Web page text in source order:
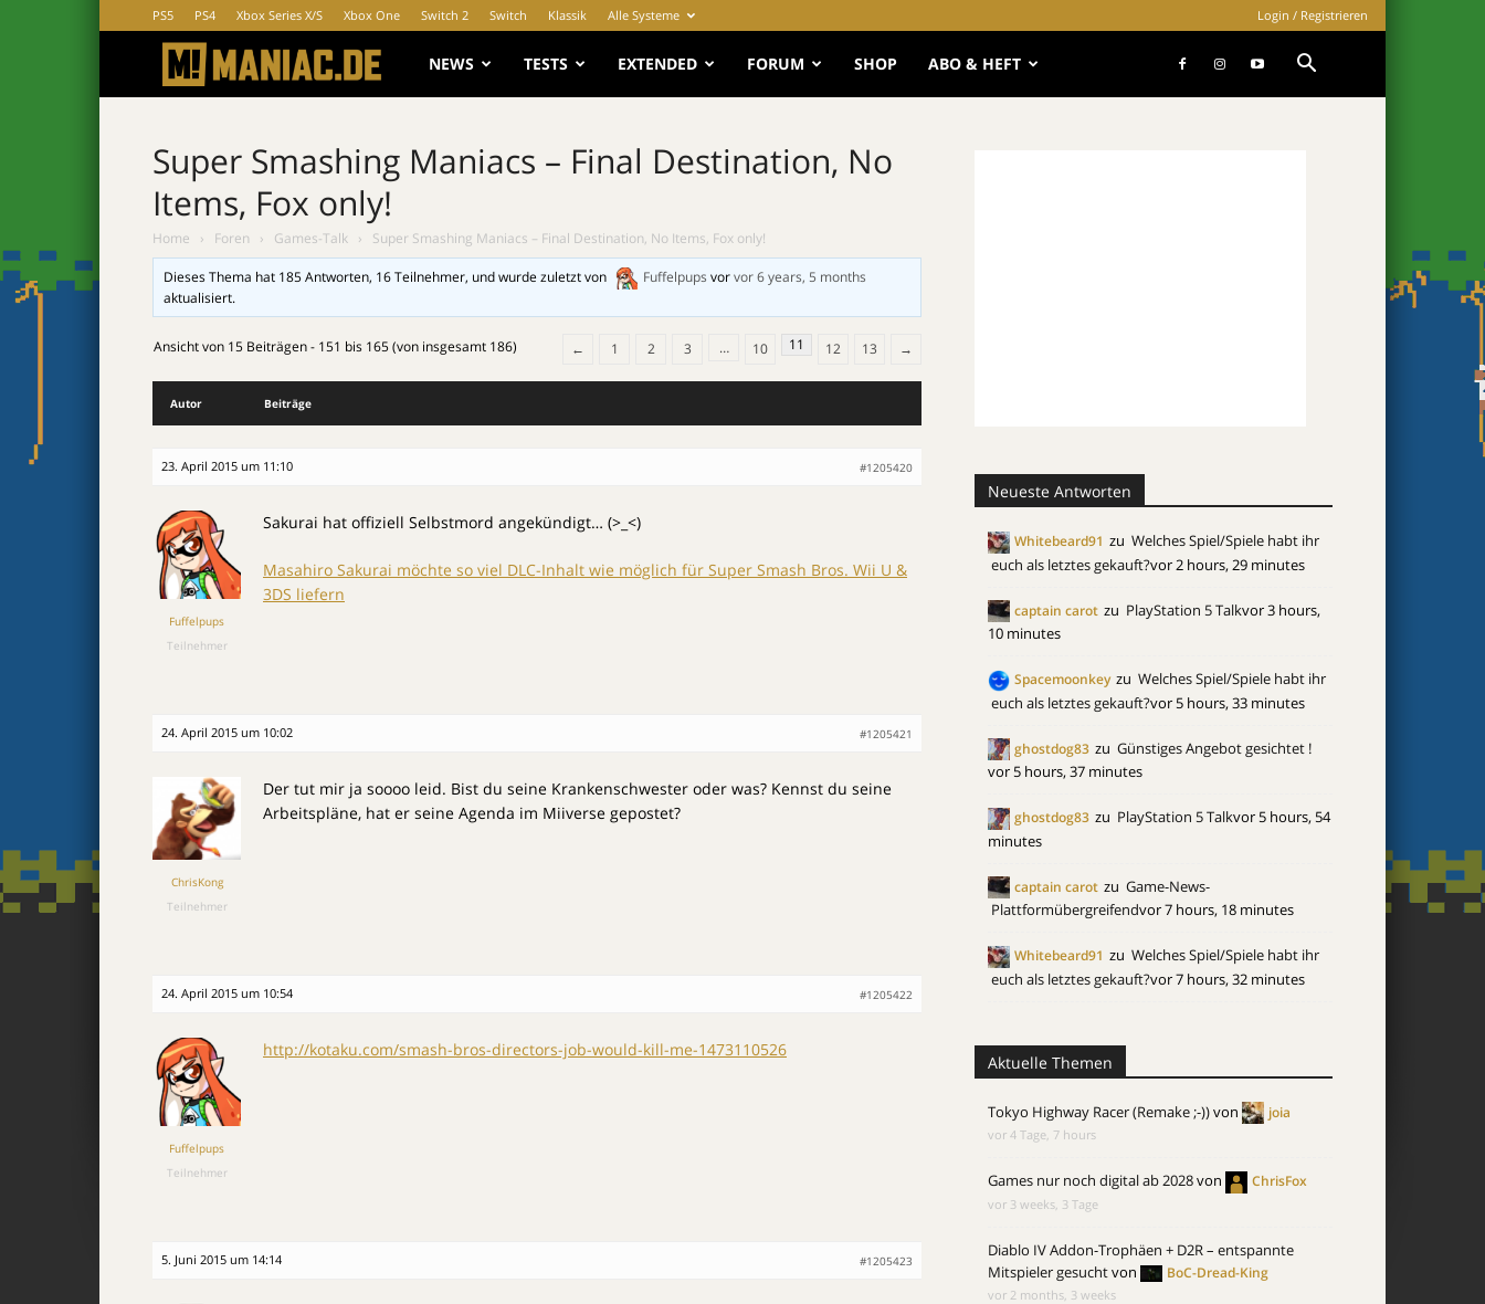
PS5 PS4 Xbox Series X/S Xbox One Switch 2 Switch Klassik Alle Systeme Login / Registrieren
MANIAC.de
NEWS TESTS EXTENDED FORUM SHOP ABO & HEFT
Super Smashing Maniacs – Final Destination, No
Items, Fox only!
Home › Foren › Games-Talk › Super Smashing Maniacs – Final Destination, No Items, Fox only!
Dieses Thema hat 185 Antworten, 16 Teilnehmer, und wurde zuletzt von Fuffelpups vorvor 6 years, 5 months
aktualisiert.
Ansicht von 15 Beiträgen - 151 bis 165 (von insgesamt 186) ← 1 2 3 … 10 11 12 13 →
Autor Beiträge
23. April 2015 um 11:10 #1205420
Fuffelpups
Teilnehmer
Sakurai hat offiziell Selbstmord angekündigt… (>_<)
Masahiro Sakurai möchte so viel DLC-Inhalt wie möglich für Super Smash Bros. Wii U &
3DS liefern
24. April 2015 um 10:02 #1205421
ChrisKong
Teilnehmer
Der tut mir ja soooo leid. Bist du seine Krankenschwester oder was? Kennst du seine
Arbeitspläne, hat er seine Agenda im Miiverse gepostet?
24. April 2015 um 10:54 #1205422
Fuffelpups
Teilnehmer
http://kotaku.com/smash-bros-directors-job-would-kill-me-1473110526
5. Juni 2015 um 14:14 #1205423
Neueste Antworten
Whitebeard91 zu Welches Spiel/Spiele habt ihr
euch als letztes gekauft?vor 2 hours, 29 minutes
captain carot zu PlayStation 5 Talkvor 3 hours,
10 minutes
Spacemoonkey zu Welches Spiel/Spiele habt ihr
euch als letztes gekauft?vor 5 hours, 33 minutes
ghostdog83 zu Günstiges Angebot gesichtet !
vor 5 hours, 37 minutes
ghostdog83 zu PlayStation 5 Talkvor 5 hours, 54
minutes
captain carot zu Game-News-
Plattformübergreifendvor 7 hours, 18 minutes
Whitebeard91 zu Welches Spiel/Spiele habt ihr
euch als letztes gekauft?vor 7 hours, 32 minutes
Aktuelle Themen
Tokyo Highway Racer (Remake ;-))von joia
vor 4 Tage, 7 hours
Games nur noch digital ab 2028von ChrisFox
vor 3 weeks, 3 Tage
Diablo IV Addon-Trophäen + D2R – entspannte
Mitspieler gesuchtvon BoC-Dread-King
vor 2 months, 3 weeks